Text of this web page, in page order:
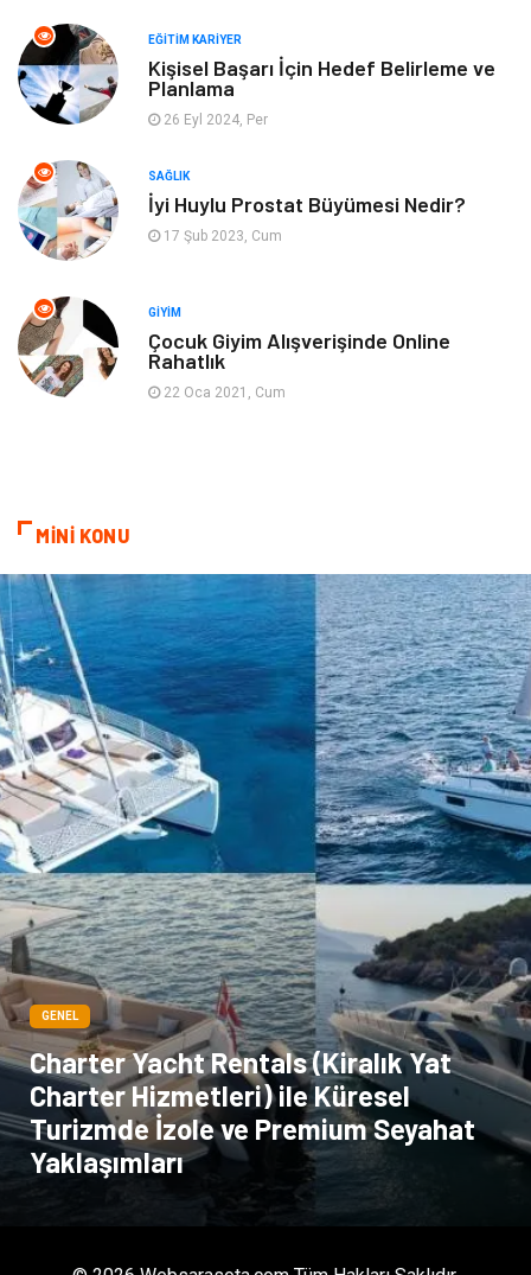
Spor Müzik
Ev işleri
Cam
Sigorta Spor Malzemeleri
Bebek Giyim
Kına Gecesi
EĞITIM KARIYER
Kişisel Başarı İçin Hedef Belirleme ve
Planlama
26 Eyl 2024, Per
SAĞLIK
İyi Huylu Prostat Büyümesi Nedir?
17 Şub 2023, Cum
GIYIM
Çocuk Giyim Alışverişinde Online
Rahatlık
22 Oca 2021, Cum
MİNİ KONU
GENEL
Charter Yacht Rentals (Kiralık Yat
Charter Hizmetleri) ile Küresel
Turizmde İzole ve Premium Seyahat
Yaklaşımları